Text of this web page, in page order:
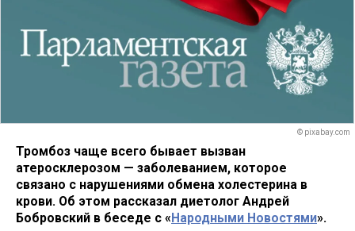
© pixabay.com
Тромбоз чаще всего бывает вызван
атеросклерозом — заболеванием, которое
связано с нарушениями обмена холестерина в
крови. Об этом рассказал диетолог Андрей
Бобровский в беседе с «Народными Новостями».